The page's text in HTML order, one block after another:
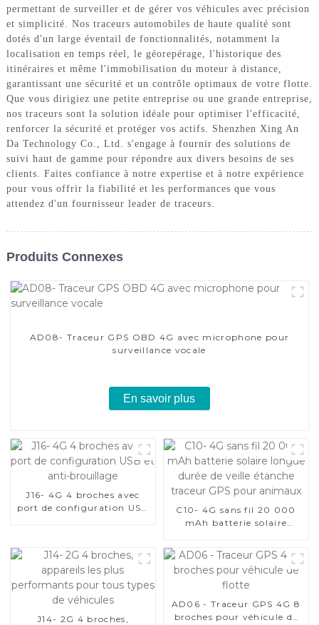
permettant de surveiller et de gérer vos véhicules avec précision
et simplicité. Nos traceurs automobiles de haute qualité sont
dotés d'un large éventail de fonctionnalités, notamment la
localisation en temps réel, le géorepérage, l'historique des
itinéraires et même l'immobilisation du moteur à distance,
garantissant une sécurité et un contrôle optimaux de votre flotte.
Que vous dirigiez une petite entreprise ou une grande entreprise,
nos traceurs sont la solution idéale pour optimiser l'efficacité,
renforcer la sécurité et protéger vos actifs. Shenzhen Xing An
Da Technology Co., Ltd. s'engage à fournir des solutions de
suivi haut de gamme pour répondre aux divers besoins de ses
clients. Faites confiance à notre expertise et à notre expérience
pour vous offrir la fiabilité et les performances que vous
attendez d'un fournisseur leader de traceurs.
Produits Connexes
AD08- Traceur GPS OBD 4G avec microphone pour
surveillance vocale
En savoir plus
J16- 4G 4 broches avec
port de configuration USB
C10- 4G sans fil 20 000
mAh batterie solaire
étanche traceur GPS pour
animaux
J14- 2G 4 broches,
AD06 - Traceur GPS 4G 8
broches pour véhicule de